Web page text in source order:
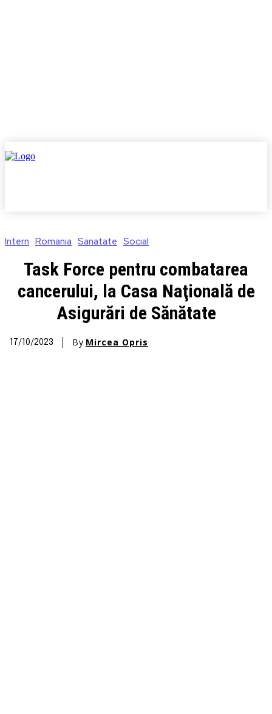
Intern Romania Sanatate Social
Task Force pentru combatarea
cancerului, la Casa Naţională de
Asigurări de Sănătate
17/10/2023 By Mircea Opris